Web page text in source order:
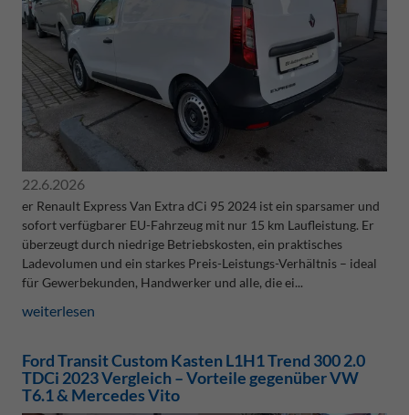
22.6.2026
er Renault Express Van Extra dCi 95 2024 ist ein sparsamer und
sofort verfügbarer EU-Fahrzeug mit nur 15 km Laufleistung. Er
überzeugt durch niedrige Betriebskosten, ein praktisches
Ladevolumen und ein starkes Preis-Leistungs-Verhältnis – ideal
für Gewerbekunden, Handwerker und alle, die ei...
weiterlesen
Ford Transit Custom Kasten L1H1 Trend 300 2.0
TDCi 2023 Vergleich – Vorteile gegenüber VW
T6.1 & Mercedes Vito